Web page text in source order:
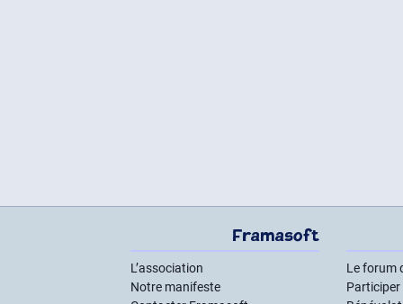
Framasoft
L’association
Notre manifeste
Le forum
Participer